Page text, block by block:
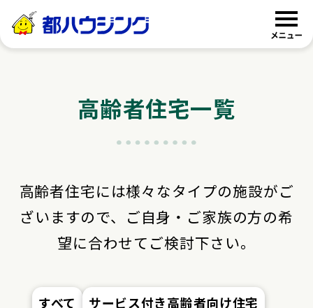
都ハウジング
高齢者住宅一覧
高齢者住宅には様々なタイプの施設がご
ざいますので、 ご自身・ご家族の方の希
望に合わせてご検討下さい。
すべて
サービス付き高齢者向け住宅